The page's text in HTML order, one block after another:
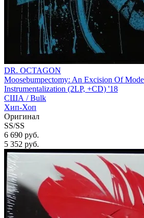
DR. OCTAGON
Moosebumpectomy: An Excision Of
Instrumentalization (2LP, +CD) '18
США /Bulk
Хип-Хоп
Оригинал
SS/SS
6 690 руб.
5 352 руб.